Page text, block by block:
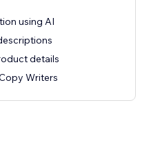
using AI
details
Writers